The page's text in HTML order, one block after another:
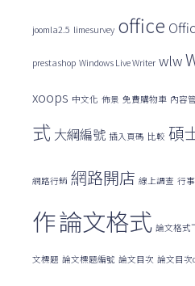
joomla2.5 limesurvey office
prestashop Windows Live Writer wlw
xoops 中文化 佈景 免費購物車 內容
式 大綱編號 插入頁碼 比較 碩
網路行銷 網路開店 線上調查 行
作論文格式 論文格式
文標題 論文標題編號 論文目次 論文目次